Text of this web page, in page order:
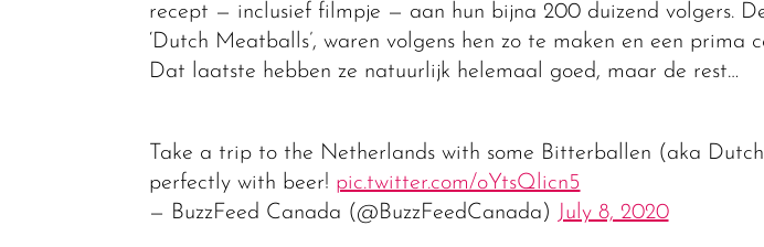
recept — inclusief filmpje — aan hun bijna 200 duizend volgers.
‘Dutch Meatballs’, waren volgens hen zo te maken en een prima
Dat laatste hebben ze natuurlijk helemaal goed, maar de rest…
Take a trip to the Netherlands with some Bitterballen (aka
perfectly with beer! pic.twitter.com/oYtsQlicn5
— BuzzFeed Canada (@BuzzFeedCanada) July 8, 2020